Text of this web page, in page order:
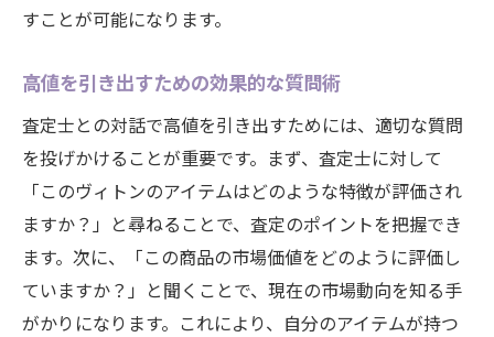
すことが可能になります。
高値を引き出すための効果的な質問術
査定士との対話で高値を引き出すためには、適切な質問
を投げかけることが重要です。まず、査定士に対して
「このヴィトンのアイテムはどのような特徴が評価され
ますか？」と尋ねることで、査定のポイントを把握でき
ます。次に、「この商品の市場価値をどのように評価し
ていますか？」と聞くことで、現在の市場動向を知る手
がかりになります。これにより、自分のアイテムが持つ